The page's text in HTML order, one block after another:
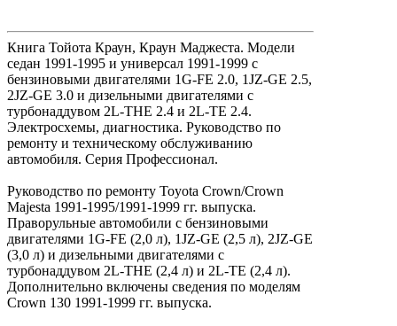
Книга Тойота Краун, Краун Маджеста. Модели
седан 1991-1995 и универсал 1991-1999 с
бензиновыми двигателями 1G-FE 2.0, 1JZ-GE 2.5,
2JZ-GE 3.0 и дизельными двигателями с
турбонаддувом 2L-THE 2.4 и 2L-TE 2.4.
Электросхемы, диагностика. Руководство по
ремонту и техническому обслуживанию
автомобиля. Серия Профессионал.
Руководство по ремонту Toyota Crown/Crown
Majesta 1991-1995/1991-1999 гг. выпуска.
Праворульные автомобили с бензиновыми
двигателями 1G-FE (2,0 л), 1JZ-GE (2,5 л), 2JZ-GE
(3,0 л) и дизельными двигателями с
турбонаддувом 2L-THE (2,4 л) и 2L-TE (2,4 л).
Дополнительно включены сведения по моделям
Crown 130 1991-1999 гг. выпуска.